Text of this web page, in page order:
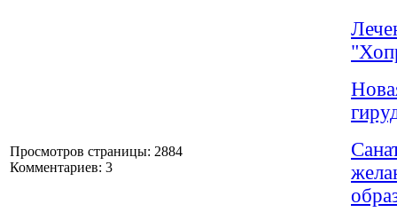
Просмотров страницы: 2884
Комментариев: 3